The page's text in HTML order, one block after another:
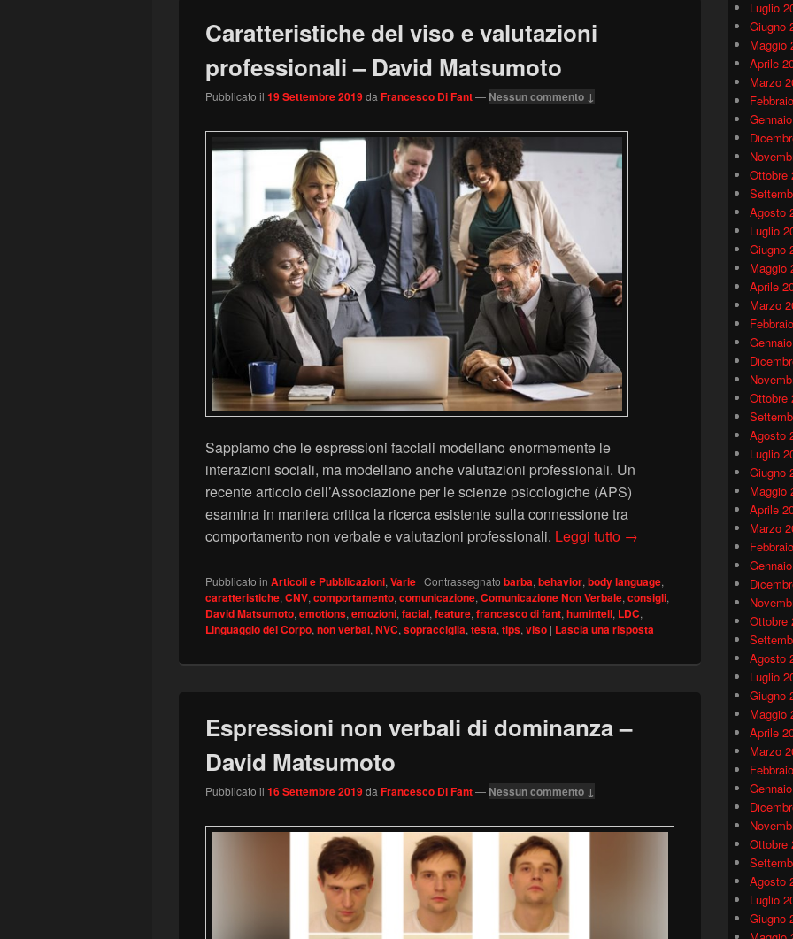
Caratteristiche del viso e valutazioni
professionali – David Matsumoto
Pubblicato il 19 Settembre 2019da Francesco Di Fant— Nessun commento ↓
Sappiamo che le espressioni facciali modellano enormemente le
interazioni sociali, ma modellano anche valutazioni professionali. Un
recente articolo dell’Associazione per le scienze psicologiche (APS)
esamina in maniera critica la ricerca esistente sulla connessione tra
comportamento non verbale e valutazioni professionali. Leggi tutto Caratteristiche del viso e
→
Pubblicato in Articoli e Pubblicazioni, Varie | Contrassegnato barba, behavior, body language,
caratteristiche, CNV, comportamento, comunicazione, Comunicazione Non Verbale, consigli,
David Matsumoto, emotions, emozioni, facial, feature, francesco di fant, humintell, LDC,
Linguaggio del Corpo, non verbal, NVC, sopracciglia, testa, tips, viso | Lascia una risposta
Espressioni non verbali di dominanza –
David Matsumoto
Pubblicato il 16 Settembre 2019da Francesco Di Fant— Nessun commento ↓
Luglio
Giugno
Maggio
Aprile
Marzo
Ottobre
Agosto
Luglio
Giugno
Maggio
Aprile
Marzo
Ottobre
Agosto
Luglio
Giugno
Maggio
Aprile
Marzo
Ottobre
Agosto
Luglio
Giugno
Maggio
Aprile
Marzo
Ottobre
Agosto
Luglio
Giugno